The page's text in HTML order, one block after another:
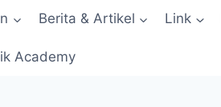
Berita & Artikel Link
Academy